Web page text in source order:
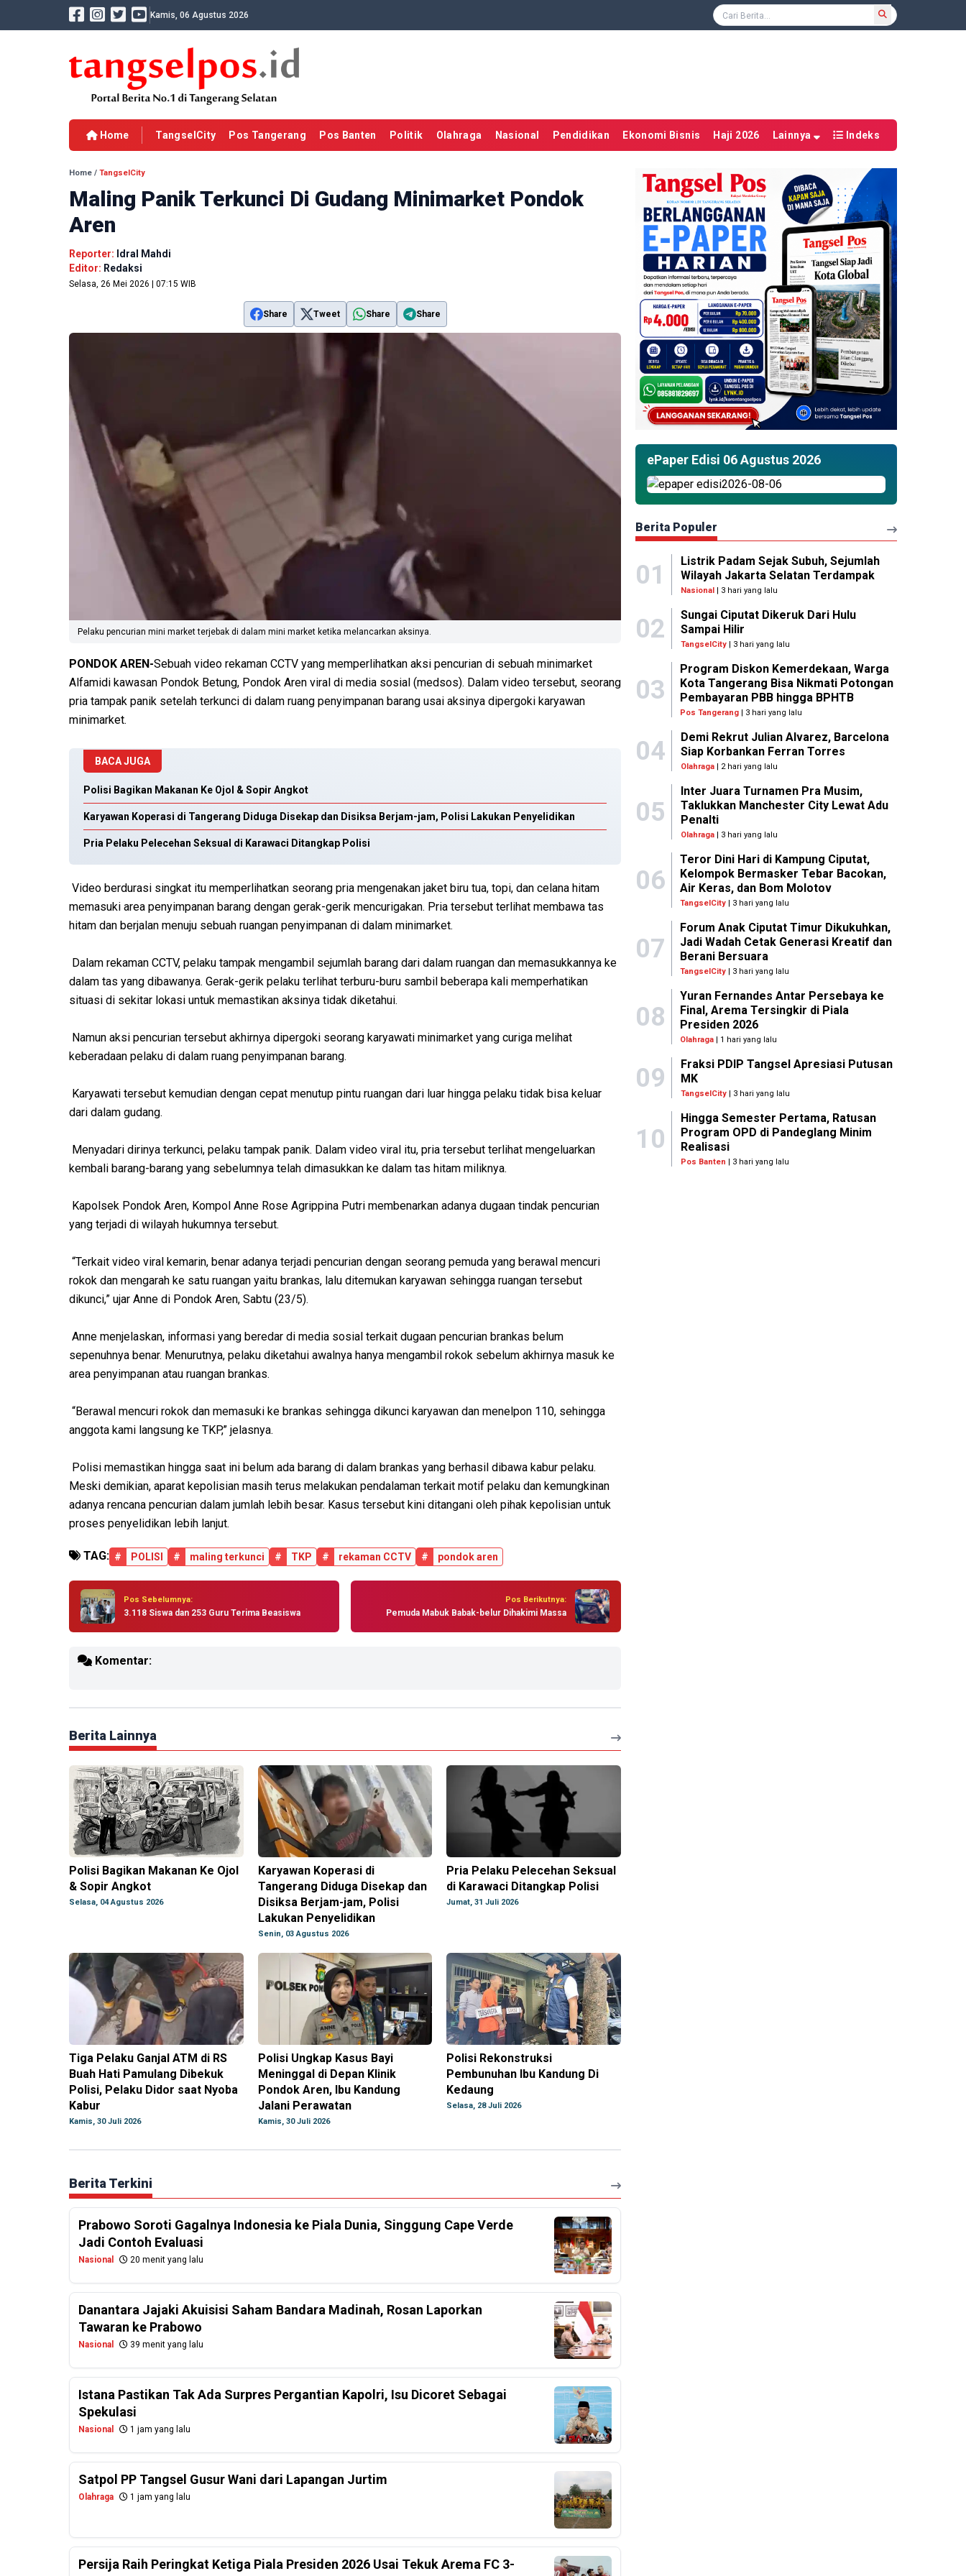
Kamis, 06 Agustus 2026
Home TangselCity Pos Tangerang Pos Banten Politik Olahraga Nasional Pendidikan Ekonomi Bisnis Haji 2026 Lainnya Indeks
Home / TangselCity
Maling Panik Terkunci Di Gudang Minimarket Pondok
Aren
Reporter: Idral Mahdi
Editor: Redaksi
Selasa, 26 Mei 2026 | 07:15 WIB
Share Tweet Share Share
Pelaku pencurian mini market terjebak di dalam mini market ketika melancarkan aksinya.
PONDOK AREN-Sebuah video rekaman CCTV yang memperlihatkan aksi pencurian di sebuah minimarket
Alfamidi kawasan Pondok Betung, Pondok Aren viral di media sosial (medsos). Dalam video tersebut, seorang
pria tampak panik setelah terkunci di dalam ruang penyimpanan barang usai aksinya dipergoki karyawan
minimarket.
BACA JUGA
Polisi Bagikan Makanan Ke Ojol & Sopir Angkot
Karyawan Koperasi di Tangerang Diduga Disekap dan Disiksa Berjam-jam, Polisi Lakukan Penyelidikan
Pria Pelaku Pelecehan Seksual di Karawaci Ditangkap Polisi
Video berdurasi singkat itu memperlihatkan seorang pria mengenakan jaket biru tua, topi, dan celana hitam
memasuki area penyimpanan barang dengan gerak-gerik mencurigakan. Pria tersebut terlihat membawa tas
hitam dan berjalan menuju sebuah ruangan penyimpanan di dalam minimarket.
Dalam rekaman CCTV, pelaku tampak mengambil sejumlah barang dari dalam ruangan dan memasukkannya ke
dalam tas yang dibawanya. Gerak-gerik pelaku terlihat terburu-buru sambil beberapa kali memperhatikan
situasi di sekitar lokasi untuk memastikan aksinya tidak diketahui.
Namun aksi pencurian tersebut akhirnya dipergoki seorang karyawati minimarket yang curiga melihat
keberadaan pelaku di dalam ruang penyimpanan barang.
Karyawati tersebut kemudian dengan cepat menutup pintu ruangan dari luar hingga pelaku tidak bisa keluar
dari dalam gudang.
Menyadari dirinya terkunci, pelaku tampak panik. Dalam video viral itu, pria tersebut terlihat mengeluarkan
kembali barang-barang yang sebelumnya telah dimasukkan ke dalam tas hitam miliknya.
Kapolsek Pondok Aren, Kompol Anne Rose Agrippina Putri membenarkan adanya dugaan tindak pencurian
yang terjadi di wilayah hukumnya tersebut.
“Terkait video viral kemarin, benar adanya terjadi pencurian dengan seorang pemuda yang berawal mencuri
rokok dan mengarah ke satu ruangan yaitu brankas, lalu ditemukan karyawan sehingga ruangan tersebut
dikunci,” ujar Anne di Pondok Aren, Sabtu (23/5).
Anne menjelaskan, informasi yang beredar di media sosial terkait dugaan pencurian brankas belum
sepenuhnya benar. Menurutnya, pelaku diketahui awalnya hanya mengambil rokok sebelum akhirnya masuk ke
area penyimpanan atau ruangan brankas.
“Berawal mencuri rokok dan memasuki ke brankas sehingga dikunci karyawan dan menelpon 110, sehingga
anggota kami langsung ke TKP,” jelasnya.
Polisi memastikan hingga saat ini belum ada barang di dalam brankas yang berhasil dibawa kabur pelaku.
Meski demikian, aparat kepolisian masih terus melakukan pendalaman terkait motif pelaku dan kemungkinan
adanya rencana pencurian dalam jumlah lebih besar. Kasus tersebut kini ditangani oleh pihak kepolisian untuk
proses penyelidikan lebih lanjut.
TAG: # POLISI # maling terkunci # TKP # rekaman CCTV # pondok aren
Pos Sebelumnya:
3.118 Siswa dan 253 Guru Terima Beasiswa
Pos Berikutnya:
Pemuda Mabuk Babak-belur Dihakimi Massa
Komentar:
Berita Lainnya
Polisi Bagikan Makanan Ke Ojol
& Sopir Angkot
Selasa, 04 Agustus 2026
Karyawan Koperasi di
Tangerang Diduga Disekap dan
Disiksa Berjam-jam, Polisi
Lakukan Penyelidikan
Senin, 03 Agustus 2026
Pria Pelaku Pelecehan Seksual
di Karawaci Ditangkap Polisi
Jumat, 31 Juli 2026
Tiga Pelaku Ganjal ATM di RS
Buah Hati Pamulang Dibekuk
Polisi, Pelaku Didor saat Nyoba
Kabur
Kamis, 30 Juli 2026
Polisi Ungkap Kasus Bayi
Meninggal di Depan Klinik
Pondok Aren, Ibu Kandung
Jalani Perawatan
Kamis, 30 Juli 2026
Polisi Rekonstruksi
Pembunuhan Ibu Kandung Di
Kedaung
Selasa, 28 Juli 2026
Berita Terkini
Prabowo Soroti Gagalnya Indonesia ke Piala Dunia, Singgung Cape Verde
Jadi Contoh Evaluasi
Nasional 20 menit yang lalu
Danantara Jajaki Akuisisi Saham Bandara Madinah, Rosan Laporkan
Tawaran ke Prabowo
Nasional 39 menit yang lalu
Istana Pastikan Tak Ada Surpres Pergantian Kapolri, Isu Dicoret Sebagai
Spekulasi
Nasional 1 jam yang lalu
Satpol PP Tangsel Gusur Wani dari Lapangan Jurtim
Olahraga 1 jam yang lalu
Persija Raih Peringkat Ketiga Piala Presiden 2026 Usai Tekuk Arema FC 3-
ePaper Edisi 06 Agustus 2026
Berita Populer
01
Listrik Padam Sejak Subuh, Sejumlah
Wilayah Jakarta Selatan Terdampak
Nasional | 3 hari yang lalu
02
Sungai Ciputat Dikeruk Dari Hulu
Sampai Hilir
TangselCity| 3 hari yang lalu
03
Program Diskon Kemerdekaan, Warga
Kota Tangerang Bisa Nikmati Potongan
Pembayaran PBB hingga BPHTB
Pos Tangerang | 3 hari yang lalu
04
Demi Rekrut Julian Alvarez, Barcelona
Siap Korbankan Ferran Torres
Olahraga| 2 hari yang lalu
05
Inter Juara Turnamen Pra Musim,
Taklukkan Manchester City Lewat Adu
Penalti
Olahraga| 3 hari yang lalu
06
Teror Dini Hari di Kampung Ciputat,
Kelompok Bermasker Tebar Bacokan,
Air Keras, dan Bom Molotov
TangselCity | 3 hari yang lalu
07
Forum Anak Ciputat Timur Dikukuhkan,
Jadi Wadah Cetak Generasi Kreatif dan
Berani Bersuara
TangselCity | 3 hari yang lalu
08
Yuran Fernandes Antar Persebaya ke
Final, Arema Tersingkir di Piala
Presiden 2026
Olahraga | 1 hari yang lalu
09
Fraksi PDIP Tangsel Apresiasi Putusan
MK
TangselCity| 3 hari yang lalu
10
Hingga Semester Pertama, Ratusan
Program OPD di Pandeglang Minim
Realisasi
Pos Banten | 3 hari yang lalu